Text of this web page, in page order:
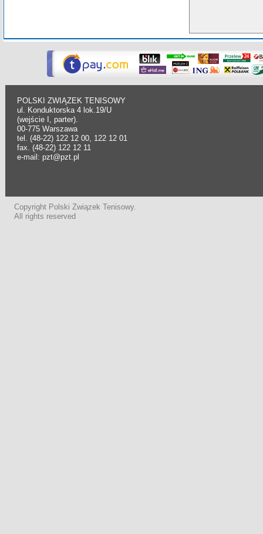
POLSKI ZWIĄZEK TENISOWY
ul. Konduktorska 4 lok.19/U
(wejście I, parter).
00-775 Warszawa
tel. (48-22) 122 12 00, 122 12 01
fax. (48-22) 122 12 11
e-mail: pzt@pzt.pl
Copyright Polski Związek Tenisowy.
All rights reserved